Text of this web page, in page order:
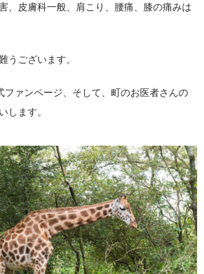
、皮膚科一般、肩こり、腰痛、膝の痛みは
うございます。
ァンページ、そして、町のお医者さんの
します。